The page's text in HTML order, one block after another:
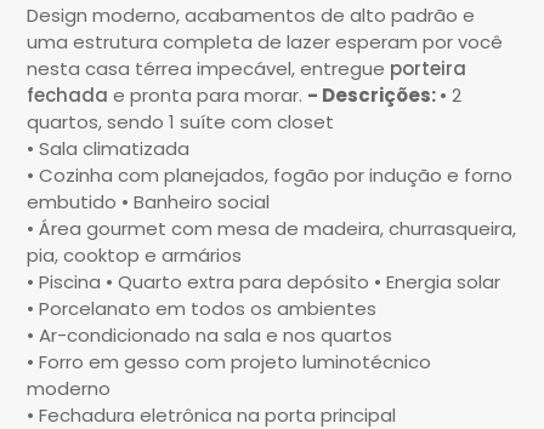
Design moderno, acabamentos de alto padrão e
uma estrutura completa de lazer esperam por você
nesta casa térrea impecável, entregue porteira
fechada e pronta para morar. - Descrições:• 2
quartos, sendo 1 suíte com closet
• Sala climatizada
• Cozinha com planejados, fogão por indução e forno
embutido • Banheiro social
• Área gourmet com mesa de madeira, churrasqueira,
pia, cooktop e armários
• Piscina • Quarto extra para depósito • Energia solar
• Porcelanato em todos os ambientes
• Ar-condicionado na sala e nos quartos
• Forro em gesso com projeto luminotécnico
moderno
• Fechadura eletrônica na porta principal